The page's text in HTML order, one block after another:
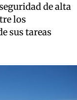
de alta
los
sus tareas